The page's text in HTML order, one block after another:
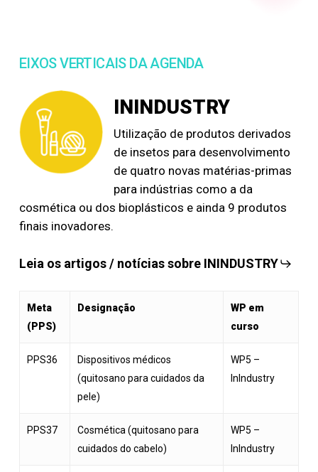
EIXOS VERTICAIS DA AGENDA
ININDUSTRY
Utilização de produtos derivados
de insetos para desenvolvimento
de quatro novas matérias-primas
para indústrias como a da
cosmética ou dos bioplásticos e ainda 9 produtos
finais inovadores.
Leia os artigos / notícias sobre ININDUSTRY
Meta
(PPS)
Designação
WP em
curso
PPS36
Dispositivos médicos
(quitosano para cuidados da
pele)
WP5 –
InIndustry
PPS37
Cosmética (quitosano para
cuidados do cabelo)
WP5 –
InIndustry